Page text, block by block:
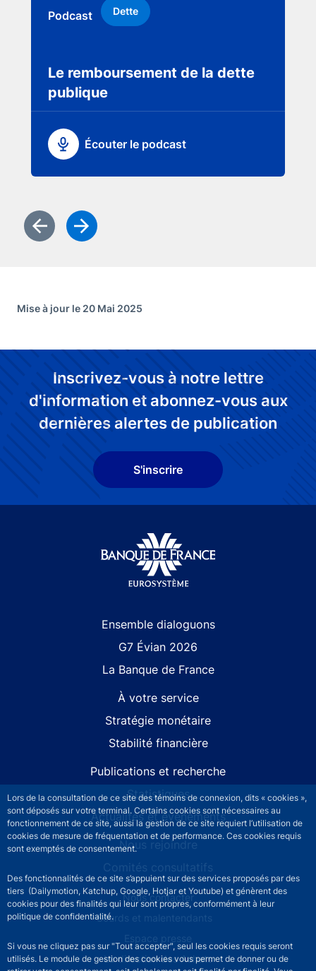
Lors de la consultation de ce site des témoins de connexion, dits « cookies »,
sont déposés sur votre terminal. Certains cookies sont nécessaires au
fonctionnement de ce site, aussi la gestion de ce site requiert l’utilisation de
cookies de mesure de fréquentation et de performance. Ces cookies requis
sont exemptés de consentement.
Des fonctionnalités de ce site s’appuient sur des services proposés par des
tiers (Dailymotion, Katchup, Google, Hotjar et Youtube) et génèrent des
cookies pour des finalités qui leur sont propres, conformément à leur
politique de confidentialité.
Si vous ne cliquez pas sur "Tout accepter", seul les cookies requis seront
utilisés. Le module de gestion des cookies vous permet de donner ou de
Diapositive précédente
Diapositive suivante
Inscrivez-vous à notre lettre
d'information et abonnez-vous aux
Site navigation Ensemble dialoguons
G7 Évian 2026
À votre service
Stratégie monétaire
Publications et recherche